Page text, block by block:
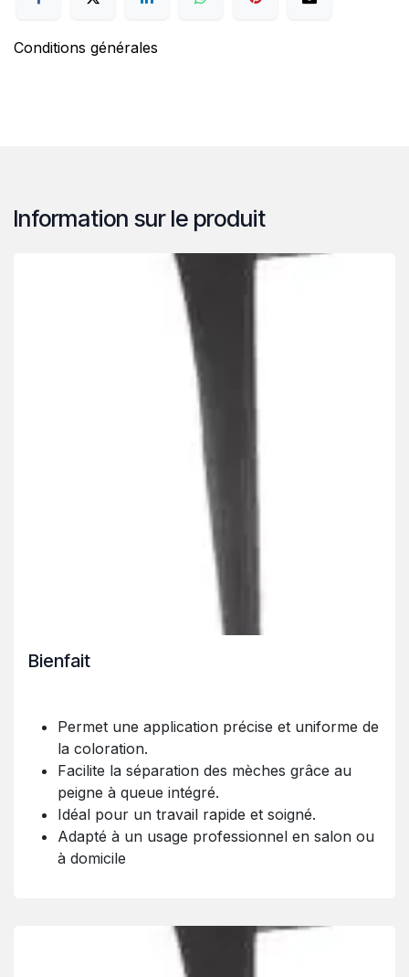
Conditions générales
Information sur le produit
Bienfait
Permet une application précise et uniforme de
la coloration.
Facilite la séparation des mèches grâce au
peigne à queue intégré.
Idéal pour un travail rapide et soigné.
Adapté à un usage professionnel en salon ou
à domicile